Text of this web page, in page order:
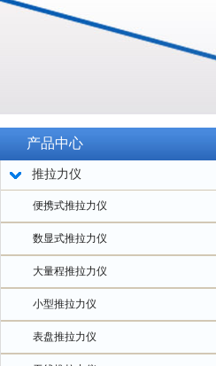
产品中心
推拉力仪
便携式推拉力仪
数显式推拉力仪
大量程推拉力仪
小型推拉力仪
表盘推拉力仪